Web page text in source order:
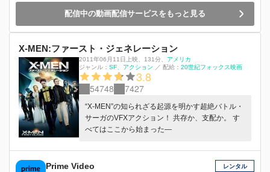
配信中の動画配信サービスをもっと見る
X-MEN:ファースト・ジェネレーション
2011年06月11日上映、 131分、 アメリカ
ジャンル： SF アクション ／ 配給： 20世紀フォックス映画
3.8
54748 7427
“X-MEN”の知られざる起源を明かす超絶バトル・
サーガのVFXアクション！ 共存か、支配か。 す
べてはここから始まった―
Prime Video
レンタル